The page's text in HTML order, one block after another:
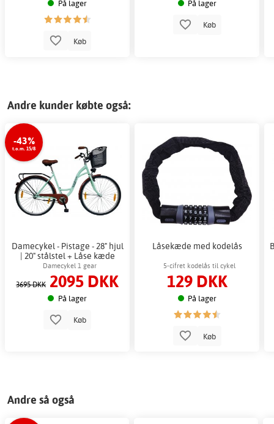
På lager
Køb
På lager
Køb
Andre kunder købte også:
-43%
t.o.m. 15/8
Damecykel - Pistage - 28" hjul
| 20" stålstel + Låse kæde
Damecykel 1 gear
3695 DKK 2095 DKK
På lager
Køb
Låsekæde med kodelås
5-cifret kodelås til cykel
129 DKK
På lager
Køb
Andre så også